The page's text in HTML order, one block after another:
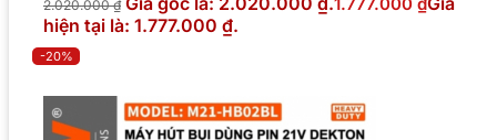
2.020.000₫
hiện tại là: 1.777.000 ₫.
-20%